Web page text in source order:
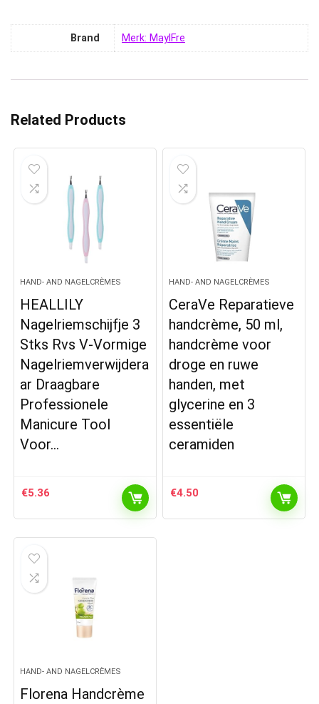
Brand Merk: MaylFre
Related Products
HAND- AND NAGELCRÈMES
HEALLILY
Nagelriemschijfje 3
Stks Rvs V-Vormige
Nagelriemverwijdera
ar Draagbare
Professionele
Manicure Tool
Voor…
€5.36
HAND- AND NAGELCRÈMES
CeraVe Reparatieve
handcrème, 50 ml,
handcrème voor
droge en ruwe
handen, met
glycerine en 3
essentiële
ceramiden
€4.50
HAND- AND NAGELCRÈMES
Florena Handcrème